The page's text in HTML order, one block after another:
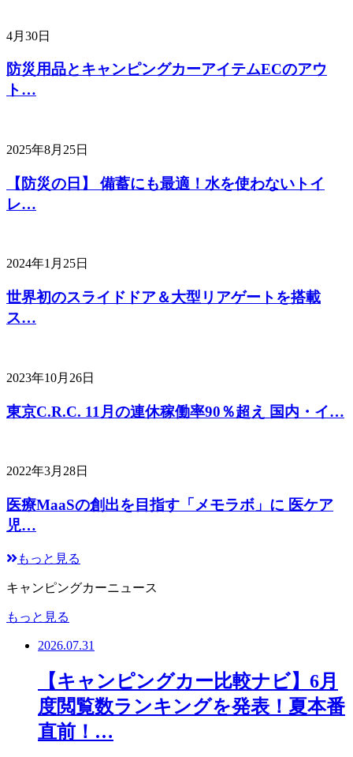
4月30日
防災用品とキャンピングカーアイテムECのアウ
ト…
2025年8月25日
【防災の日】 備蓄にも最適！水を使わないトイ
レ…
2024年1月25日
世界初のスライドドア＆大型リアゲートを搭載
ス…
2023年10月26日
東京C.R.C. 11月の連休稼働率90％超え 国内・イ…
2022年3月28日
医療MaaSの創出を目指す「メモラボ」に 医ケア
児…
もっと見る
キャンピングカーニュース
もっと見る
2026.07.31
【キャンピングカー比較ナビ】6月
度閲覧数ランキングを発表！夏本番
直前！…